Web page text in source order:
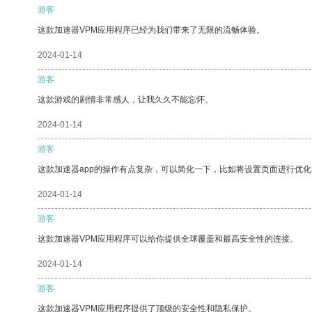
游客
这款加速器VPM应用程序已经为我们带来了无限的流畅体验。
2024-01-14
游客
这款游戏的剧情非常感人，让我久久不能忘怀。
2024-01-14
游客
这款加速器app的操作有点复杂，可以简化一下，比如将设置页面进行优
2024-01-14
游客
这款加速器VPM应用程序可以给你提供全球覆盖和最高安全性的连接。
2024-01-14
游客
这款加速器VPM应用程序提供了顶级的安全性和隐私保护。